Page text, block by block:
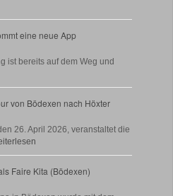
eine neue App
ist bereits auf dem Weg und
von Bödexen nach Höxter
26. April 2026, veranstaltet die
Faire Kita (Bödexen)